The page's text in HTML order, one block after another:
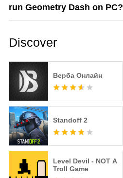
run Geometry Dash on PC?
Discover
Верба Онлайн
Standoff 2
Level Devil - NOT A
Troll Game